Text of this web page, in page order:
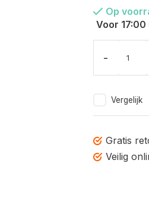
Op
Voor
-
Vergelijk
Gratis
Veilig